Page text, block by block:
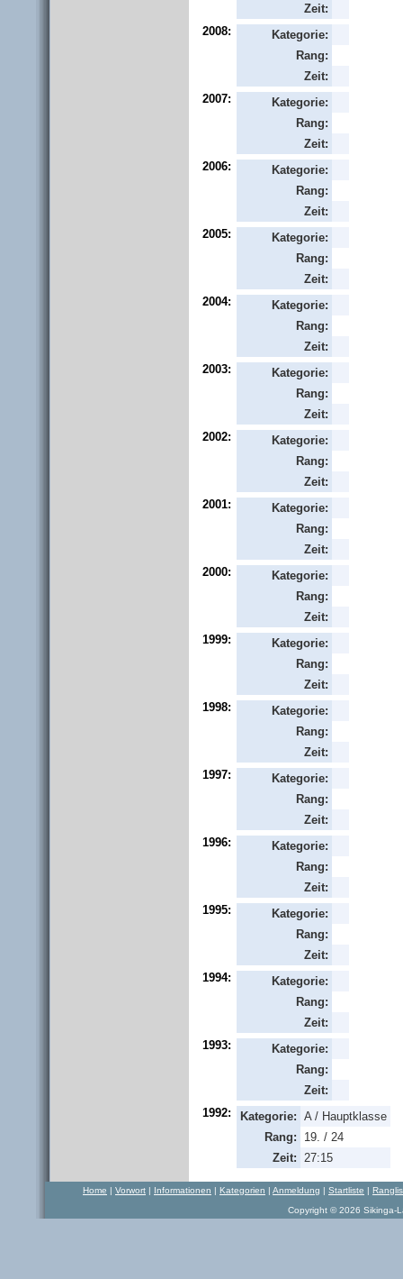
Zeit:
2008:
Kategorie:
Rang:
Zeit:
2007:
Kategorie:
Rang:
Zeit:
2006:
Kategorie:
Rang:
Zeit:
2005:
Kategorie:
Rang:
Zeit:
2004:
Kategorie:
Rang:
Zeit:
2003:
Kategorie:
Rang:
Zeit:
2002:
Kategorie:
Rang:
Zeit:
2001:
Kategorie:
Rang:
Zeit:
2000:
Kategorie:
Rang:
Zeit:
1999:
Kategorie:
Rang:
Zeit:
1998:
Kategorie:
Rang:
Zeit:
1997:
Kategorie:
Rang:
Zeit:
1996:
Kategorie:
Rang:
Zeit:
1995:
Kategorie:
Rang:
Zeit:
1994:
Kategorie:
Rang:
Zeit:
1993:
Kategorie:
Rang:
Zeit:
1992:
Kategorie: A / Hauptklasse
Rang:
19. / 24
Zeit:
27:15
Home | Vorwort | Informationen | Kategorien | Anmeldung | Startliste |
Copyright © 2026 Sikinga-